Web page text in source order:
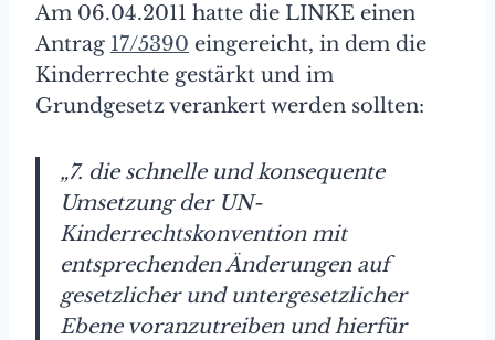
Am 06.04.2011 hatte die LINKE einen
Antrag 17/5390 eingereicht, in dem die
Kinderrechte gestärkt und im
Grundgesetz verankert werden sollten:
„7. die schnelle und konsequente
Umsetzung der UN-
Kinderrechtskonvention mit
entsprechenden Änderungen auf
gesetzlicher und untergesetzlicher
Ebene voranzutreiben und hierfür